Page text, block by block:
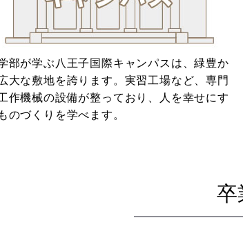
部が学ぶ八王子国際キャンパスは、緑豊か
大な敷地を誇ります。実習工場など、専門
作機械の設備が整っており、人を幸せにす
のづくりを学べます。
卒